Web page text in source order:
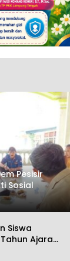
Pesisir
Sosial
Siswa
Ajaran